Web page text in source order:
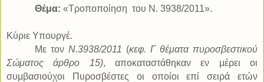
Θέμα: «Τροποποίηση του Ν. 3938/2011».
Κύριε Υπουργέ.
Με τον Ν.3938/2011 (κεφ. Γ θέματα πυροσβεστικού
Σώματος άρθρο 15), αποκαταστάθηκαν εν μέρει οι
συμβασιούχοι Πυροσβέστες οι οποίοι επί σειρά ετών